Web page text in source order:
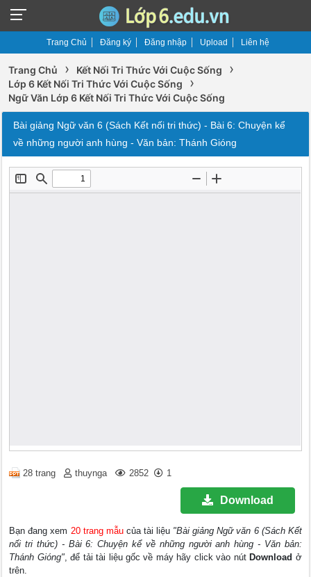
Trang Chủ Đăng ký Đăng nhập Upload Liên hệ
Trang Chủ › Kết Nối Tri Thức Với Cuộc Sống ›
Lớp 6 Kết Nối Tri Thức Với Cuộc Sống ›
Ngữ Văn Lớp 6 Kết Nối Tri Thức Với Cuộc Sống
Bài giảng Ngữ văn 6 (Sách Kết nối tri thức) - Bài 6: Chuyện kể
về những người anh hùng - Văn bản: Thánh Gióng
28 trang thuynga 2852 1
Download
Bạn đang xem 20 trang mẫucủa tài liệu "Bài giảng Ngữ văn 6 (Sách Kết
nối tri thức) - Bài 6: Chuyện kể về những người anh hùng - Văn bản:
Thánh Gióng", để tải tài liệu gốc về máy hãy click vào nút Download ở
trên.